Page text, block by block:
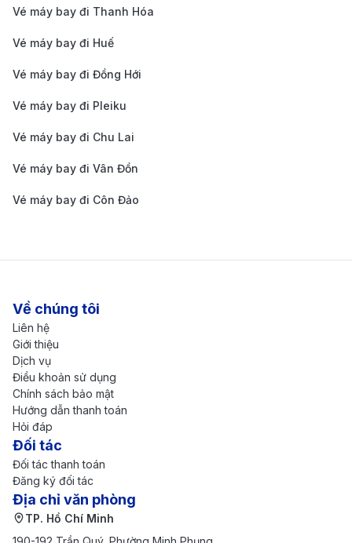
Minhcó thể thay đổi tùy từng thời điểm đặt vé, chính
sách của hãng hàng không và hạng ghế bạn lựa chọn.
Mức giá cũng biến động theo mùa du lịch và tình
nhanh nhất và nhận thông tin chi tiết, chính xác về
hành trình này, vui lòng liên hệ tổng đài 190 Booking
đội ngũ tư vấn viên của chúng tôi luôn sẵn sàng hỗ
trợ và đồng hành cùng bạn trên mọi chặng bay.
Vé máy bay đi Thanh Hóa
Vé máy bay đi Huế
Vé máy bay đi Đồng Hới
Vé máy bay đi Pleiku
Vé máy bay đi Chu Lai
Vé máy bay đi Vân Đồn
Vé máy bay đi Côn Đảo
Về chúng tôi
Liên hệ
Giới thiệu
Dịch vụ
Điều khoản sử dụng
Chính sách bảo mật
Hướng dẫn thanh toán
Hỏi đáp
Đối tác
Đối tác thanh toán
Đăng ký đối tác
Địa chỉ văn phòng
TP. Hồ Chí Minh